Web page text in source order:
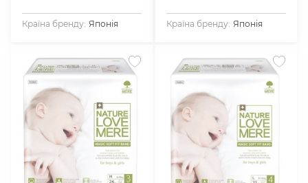
Країна бренду: Японія Країна бренду: Японія